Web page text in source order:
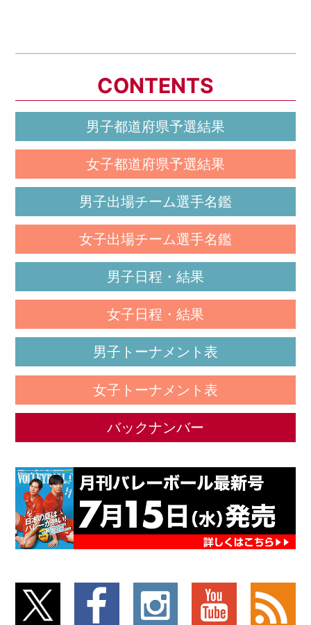
CONTENTS
男子都道府県予選結果
女子都道府県予選結果
男子出場チーム選手名鑑
女子出場チーム選手名鑑
男子日程・結果
女子日程・結果
男子トーナメント表
女子トーナメント表
バックナンバー